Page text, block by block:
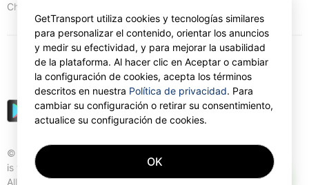
Chipre:
© Gettransport International Limited. GetTransport®
is trademark of Gettransport International Limited.
All rights reserved.
EUR
GetTransport utiliza cookies y tecnologías similares
para personalizar el contenido, orientar los anuncios
y medir su efectividad, y para mejorar la usabilidad
de la plataforma. Al hacer clic en Aceptar o cambiar
la configuración de cookies, acepta los términos
descritos en nuestra Política de privacidad. Para
cambiar su configuración o retirar su consentimiento,
actualice su configuración de cookies.
OK
AI